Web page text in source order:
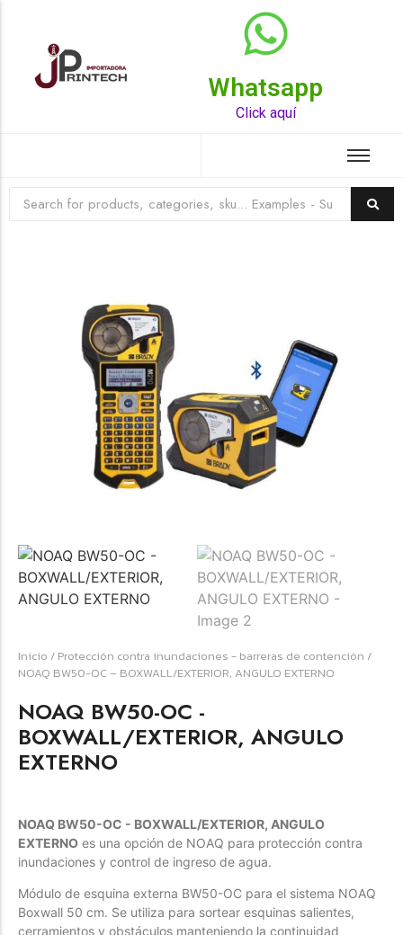
Whatsapp
Click aquí
Top Rated Product
TERMINAL UNIP INT 35KV 2/0-350 MCM
Add to Cart
Womenswear
Forfeited you engrossed
Another as studied
Forfeited you engrossed
Menswear
Forfeited you engrossed
Especially favourable
Video
Inicio / Protección contra inundaciones - barreras de contención /
NOAQ BW50-OC – BOXWALL/EXTERIOR, ANGULO EXTERNO
NOAQ BW50-OC -
BOXWALL/EXTERIOR, ANGULO
EXTERNO
NOAQ BW50-OC - BOXWALL/EXTERIOR, ANGULO
EXTERNO es una opción de NOAQ para protección contra
inundaciones y control de ingreso de agua.
Módulo de esquina externa BW50-OC para el sistema NOAQ
Boxwall 50 cm. Se utiliza para sortear esquinas salientes,
cerramientos y obstáculos manteniendo la continuidad